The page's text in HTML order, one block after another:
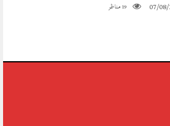
07/
19مناظر